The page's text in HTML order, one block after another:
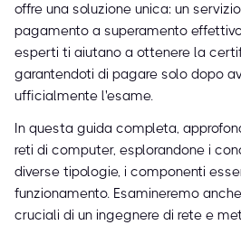
offre una soluzione unica: un
pagamento a superamento
esperti ti aiutano a ottenere la
garantendoti di pagare solo dopo
ufficialmente l'esame.
In questa guida completa,
reti di computer, esplorandone i
diverse tipologie, i componenti
funzionamento. Esamineremo
cruciali di un ingegnere di rete e